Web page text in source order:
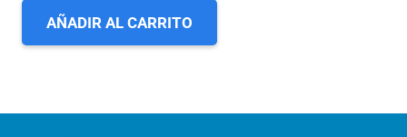
AÑADIR AL CARRITO